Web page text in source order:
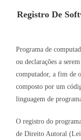
Registro De
Programa de
ou declarações a
computador, a fim de
composto por um
linguagem de
O registro do
de Direito Autoral